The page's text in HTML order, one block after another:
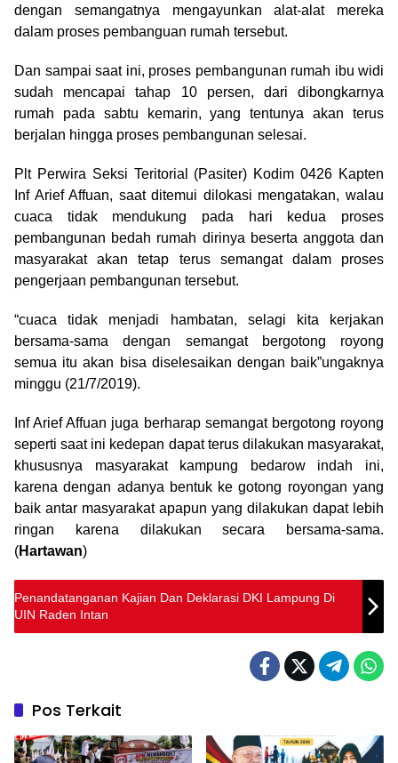
dengan semangatnya mengayunkan alat-alat mereka
dalam proses pembanguan rumah tersebut.
Dan sampai saat ini, proses pembangunan rumah ibu widi
sudah mencapai tahap 10 persen, dari dibongkarnya
rumah pada sabtu kemarin, yang tentunya akan terus
berjalan hingga proses pembangunan selesai.
Plt Perwira Seksi Teritorial (Pasiter) Kodim 0426 Kapten
Inf Arief Affuan, saat ditemui dilokasi mengatakan, walau
cuaca tidak mendukung pada hari kedua proses
pembangunan bedah rumah dirinya beserta anggota dan
masyarakat akan tetap terus semangat dalam proses
pengerjaan pembangunan tersebut.
“cuaca tidak menjadi hambatan, selagi kita kerjakan
bersama-sama dengan semangat bergotong royong
semua itu akan bisa diselesaikan dengan baik”ungaknya
minggu (21/7/2019).
Inf Arief Affuan juga berharap semangat bergotong royong
seperti saat ini kedepan dapat terus dilakukan masyarakat,
khususnya masyarakat kampung bedarow indah ini,
karena dengan adanya bentuk ke gotong royongan yang
baik antar masyarakat apapun yang dilakukan dapat lebih
ringan karena dilakukan secara bersama-sama.
(Hartawan)
Penandatanganan Kajian Dan Deklarasi DKI Lampung Di
UIN Raden Intan
Pos Terkait